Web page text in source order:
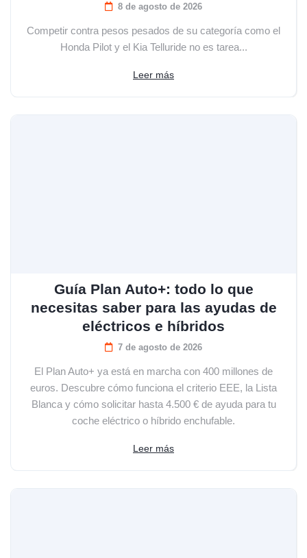
8 de agosto de 2026
Competir contra pesos pesados de su categoría como el
Honda Pilot y el Kia Telluride no es tarea...
Leer más
Guía Plan Auto+: todo lo que
necesitas saber para las ayudas de
eléctricos e híbridos
7 de agosto de 2026
El Plan Auto+ ya está en marcha con 400 millones de
euros. Descubre cómo funciona el criterio EEE, la Lista
Blanca y cómo solicitar hasta 4.500 € de ayuda para tu
coche eléctrico o híbrido enchufable.
Leer más